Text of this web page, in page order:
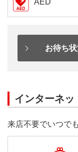
AED
お待ち
インターネッ
来店不要でいつで